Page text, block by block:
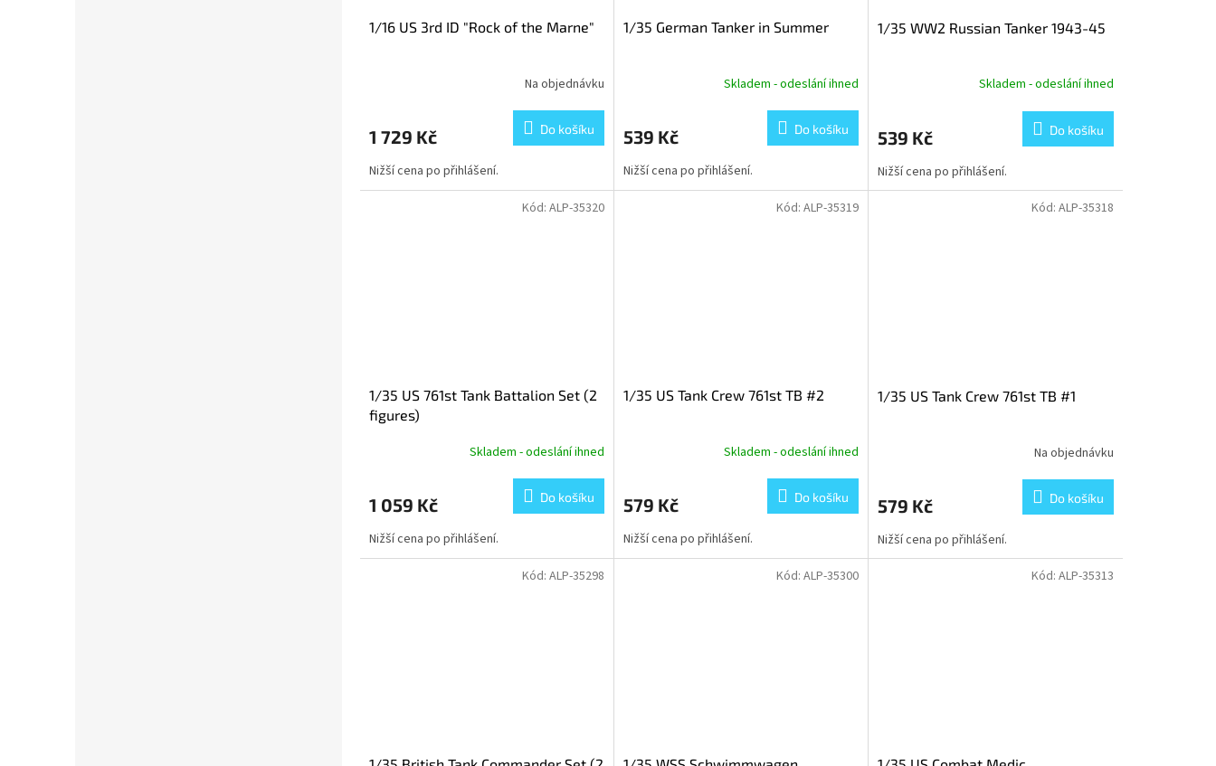
1/16 US 3rd ID "Rock of the Marne"
Na objednávku
1 729 Kč Do košíku
Nižší cena po přihlášení.
1/35 German Tanker in Summer
Skladem - odeslání ihned
539 Kč Do košíku
Nižší cena po přihlášení.
1/35 WW2 Russian Tanker 1943-45
Skladem - odeslání ihned
539 Kč Do košíku
Nižší cena po přihlášení.
1/35 US 761st Tank Battalion Set (2
figures)
Skladem - odeslání ihned
1 059 Kč Do košíku
Nižší cena po přihlášení.
Kód: ALP-35320
1/35 US Tank Crew 761st TB #2
Skladem - odeslání ihned
579 Kč Do košíku
Nižší cena po přihlášení.
Kód: ALP-35319
1/35 US Tank Crew 761st TB #1
Na objednávku
579 Kč Do košíku
Nižší cena po přihlášení.
Kód: ALP-35318
Kód: ALP-35298 Kód: ALP-35300 Kód: ALP-35313